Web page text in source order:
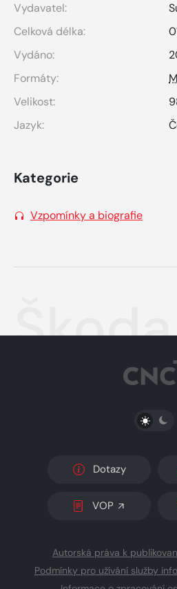
Vydavatel:
Celková délka:
Vydáno:
Formáty:
Velikost:
Jazyk:
Kategorie
Vzpomínky a biografie
Dotazy
VOP
Autorská práva k
Podmínky pro užívání služby